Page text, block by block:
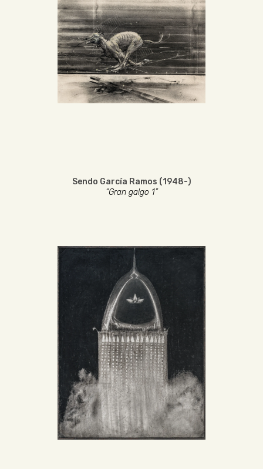
Sendo García Ramos (1948-)
“Gran galgo 1”